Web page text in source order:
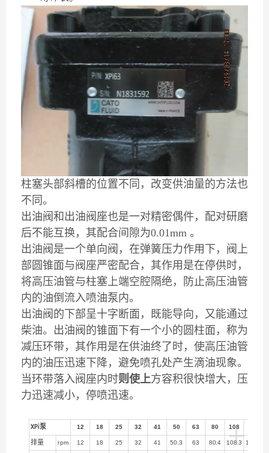
柱塞头部斜槽的位置不同，改变供油量的方法也
不同。
出油阀和出油阀座也是一对精密偶件，配对研磨
后不能互换，其配合间隙为0.01mm 。
出油阀是一个单向阀，在弹簧压力作用下，阀上
部圆锥面与阀座严密配合，其作用是在停供时，
将高压油管与柱塞上端空腔隔绝，防止高压油管
内的油倒流入喷油泵内。
出油阀的下部呈十字断面，既能导向，又能通过
柴油。出油阀的锥面下有一个小的圆柱面，称为
减压环带，其作用是在供油终了时，使高压油管
内的油压迅速下降，避免喷孔处产生滴油现象。
当环带落入阀座内时则使上方容积很快增大，压
力迅速减小，停喷迅速。
+
XPi泵 12 18 25 32 41 50 63 80 108
排量 rpm 12 18 25 32 41 50.3 63 80.4 108.3 129.8